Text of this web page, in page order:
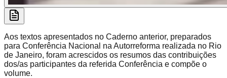
Aos textos apresentados no Caderno anterior, preparados
para Conferência Nacional na Autorreforma realizada no Rio
de Janeiro, foram acrescidos os resumos das contribuições
dos/as participantes da referida Conferência e compõe o
volume.